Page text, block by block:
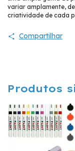
variar amplamente,
criatividade de cada
Compartilhar
Produtos